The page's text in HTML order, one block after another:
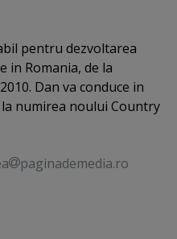
pentru dezvoltarea
in Romania, de la
Dan va conduce in
numirea noului Country
paginademedia.ro